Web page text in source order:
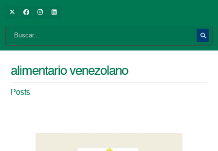
alimentario venezolano
Posts